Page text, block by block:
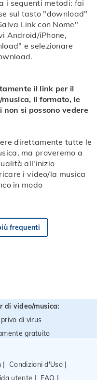
i seguenti metodi: fai
sul tasto "download"
Link con Nome"
Android/iPhone,
e selezionare
il link per il
il formato, le
si possono vedere
direttamente tutte le
ma proveremo a
all'inizio
i video/la musica
in modo
frequenti
di video/musica:
di virus
gratuito
| Condizioni d'Uso|
utente | FAQ |